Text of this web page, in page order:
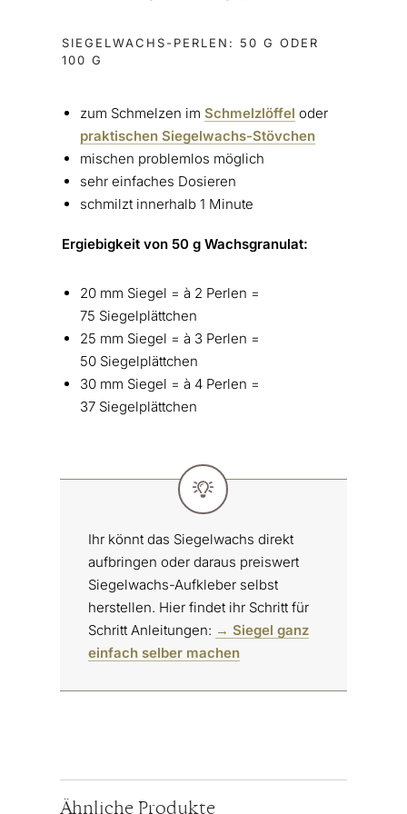
SIEGELWACHS-PERLEN: 50 G ODER
100 G
zum Schmelzen im Schmelzlöffel oder
praktischen Siegelwachs-Stövchen
mischen problemlos möglich
sehr einfaches Dosieren
schmilzt innerhalb 1 Minute
Ergiebigkeit von 50 g Wachsgranulat:
20 mm Siegel = à 2 Perlen =
75 Siegelplättchen
25 mm Siegel = à 3 Perlen =
50 Siegelplättchen
30 mm Siegel = à 4 Perlen =
37 Siegelplättchen
Ihr könnt das Siegelwachs direkt
aufbringen oder daraus preiswert
Siegelwachs-Aufkleber selbst
herstellen. Hier findet ihr Schritt für
Schritt Anleitungen: → Siegel ganz
einfach selber machen
Ähnliche Produkte